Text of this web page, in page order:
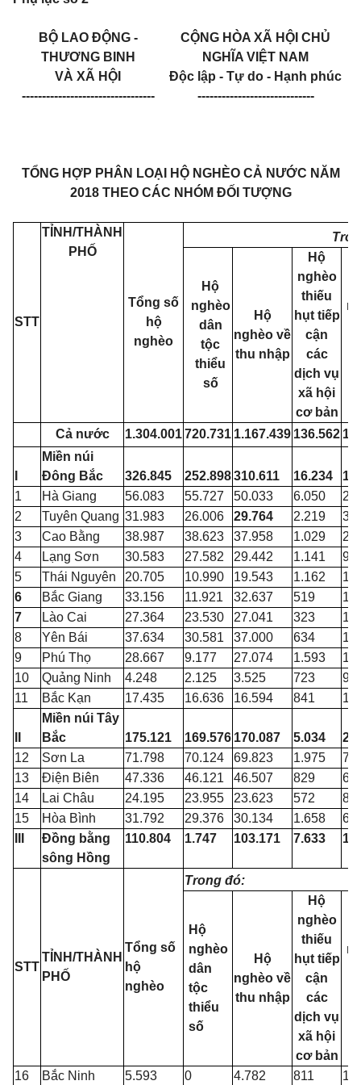
BỘ LAO ĐỘNG -
THƯƠNG BINH
VÀ XÃ HỘI
---------------------------------
CỘNG HÒA XÃ HỘI CHỦ
NGHĨA VIỆT NAM
Độc lập - Tự do - Hạnh phúc
-----------------------------
TỔNG HỢP PHÂN LOẠI HỘ NGHÈO CẢ NƯỚC NĂM
2018 THEO CÁC NHÓM ĐỐI TƯỢNG
STT
TỈNH/THÀNH
PHỐ
Tổng số
hộ
nghèo
Hộ
nghèo
dân
tộc
thiểu
số
Hộ
nghèo về
thu nhập
Hộ
nghèo
thiếu
hụt tiếp
cận
các
dịch vụ
xã hội
cơ bản
Cả nước 1.304.001720.731 1.167.439 136.562
Miền núi
Đông Bắc
326.845 252.898310.611 16.234
1
Hà Giang 56.083 55.727 50.033 6.050
2
Tuyên Quang 31.983 26.006 29.764 2.219
3
Cao Bằng 38.987 38.623 37.958 1.029
4
Lạng Sơn 30.583 27.582 29.442 1.141
5
Thái Nguyên 20.705 10.990 19.543 1.162
6
Bắc Giang 33.156 11.921 32.637 519
7
Lào Cai 27.364 23.530 27.041 323
8
Yên Bái 37.634 30.581 37.000 634
9
Phú Thọ 28.667 9.177 27.074 1.593
10
Quảng Ninh 4.248 2.125 3.525 723
11
Bắc Kạn 17.435 16.636 16.594 841
Miền núi Tây
Bắc
175.121 169.576 170.087 5.034
12
Sơn La 71.798 70.124 69.823 1.975
13
Điện Biên 47.336 46.121 46.507 829
14
Lai Châu 24.195 23.955 23.623 572
15
Hòa Bình 31.792 29.376 30.134 1.658
Đồng bằng
sông Hồng
110.804 1.747 103.171 7.633
STT
TỈNH/THÀNH
PHỐ
Tổng số
hộ
nghèo
Trong đó:
Hộ
nghèo
dân
tộc
thiểu
số
Hộ
nghèo về
thu nhập
Hộ
nghèo
thiếu
hụt tiếp
cận
các
dịch vụ
xã hội
cơ bản
16 Bắc Ninh 5.593 0 4.782 811